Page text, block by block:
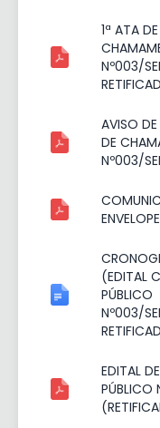
1ª ATA
Nº003/
AVISO
DE
Nº003/
(EDITAL
PÚBLICO
Nº003/
EDITAL
PÚBLICO